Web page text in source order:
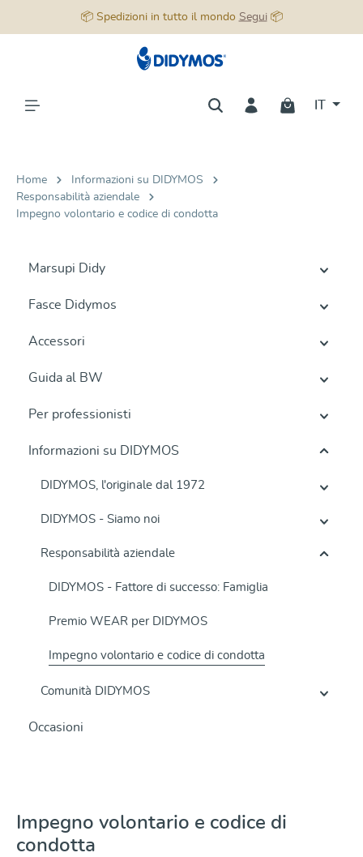
📦 Spedizioni in tutto il mondo Segui📦
Home
Informazioni su DIDYMOS
Responsabilità aziendale
Impegno volontario e codice di condotta
Marsupi Didy
Fasce Didymos
Accessori
Guida al BW
Per professionisti
Informazioni su DIDYMOS
DIDYMOS, l'originale dal 1972
DIDYMOS - Siamo noi
Responsabilità aziendale
DIDYMOS - Fattore di successo: Famiglia
Premio WEAR per DIDYMOS
Impegno volontario e codice di condotta
Comunità DIDYMOS
Occasioni
Impegno volontario e codice di
condotta